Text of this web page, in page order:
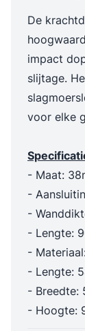
De
impact
slijtage.
voor elke
- Maat:
-
-
- Lengte:
-
- Lengte:
- Breedte:
- Hoogte: